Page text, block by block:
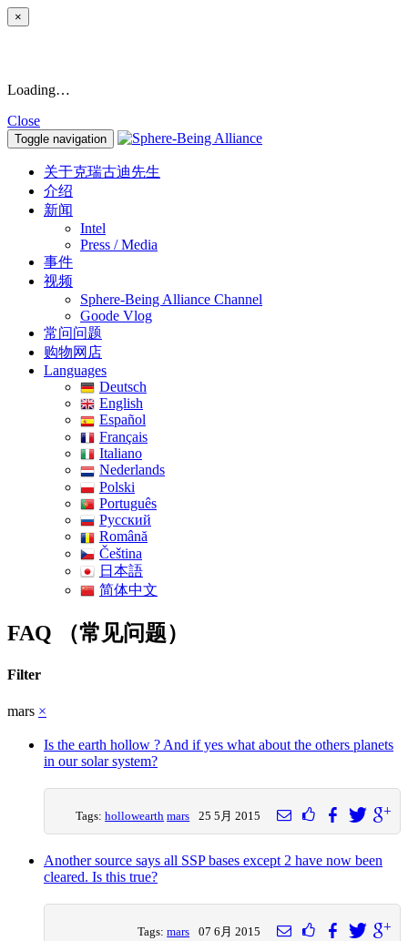
×
Loading…
Close
Toggle navigation
关于克瑞古迪先生
介绍
新闻
Intel
Press / Media
事件
视频
Sphere-Being Alliance Channel
Goode Vlog
常问问题
购物网店
Languages
Deutsch
English
Español
Français
Italiano
Nederlands
Polski
Português
Pусский
Română
Čeština
日本語
简体中文
FAQ （常见问题）
Filter
mars ×
Is the earth hollow ? And if yes what about the others planets
in our solar system?
Tags:hollowearth mars 25 5月 2015
Another source says all SSP bases except 2 have now been
cleared. Is this true?
Tags:mars 07 6月 2015